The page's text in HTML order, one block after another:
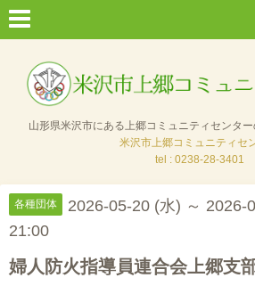
山形県米沢市にある上郷コミュニティセンタ
米沢市上郷コミュニティセ
tel : 0238-28-3401
各種団体
2026-05-20 (水) ～ 2026-
21:00
婦人防火指導員連合会上郷支